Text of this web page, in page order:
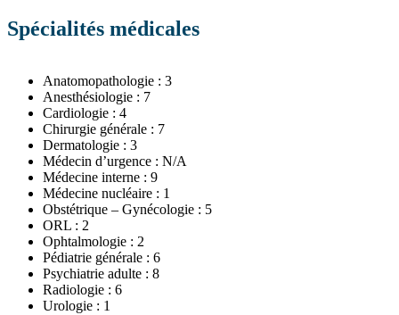
Spécialités médicales
Anatomopathologie : 3
Anesthésiologie : 7
Cardiologie : 4
Chirurgie générale : 7
Dermatologie : 3
Médecin d’urgence : N/A
Médecine interne : 9
Médecine nucléaire : 1
Obstétrique – Gynécologie : 5
ORL : 2
Ophtalmologie : 2
Pédiatrie générale : 6
Psychiatrie adulte : 8
Radiologie : 6
Urologie : 1